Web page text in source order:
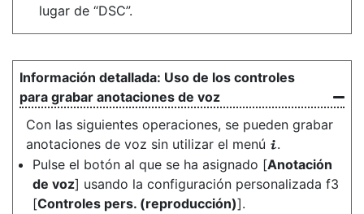
lugar de “DSC”.
Uso de los controles
para grabar anotaciones de voz
Con las siguientes operaciones, se pueden grabar
anotaciones de voz sin utilizar el menú i.
Pulse el botón al que se ha asignado [Anotación
de voz] usando la configuración personalizada f3
[Controles pers. (reproducción)].